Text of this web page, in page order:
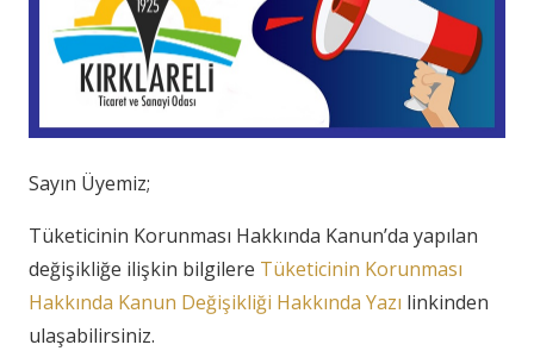
Sayın Üyemiz;
Tüketicinin Korunması Hakkında Kanun’da yapılan
değişikliğe ilişkin bilgilere Tüketicinin Korunması
Hakkında Kanun Değişikliği Hakkında Yazı linkinden
ulaşabilirsiniz.